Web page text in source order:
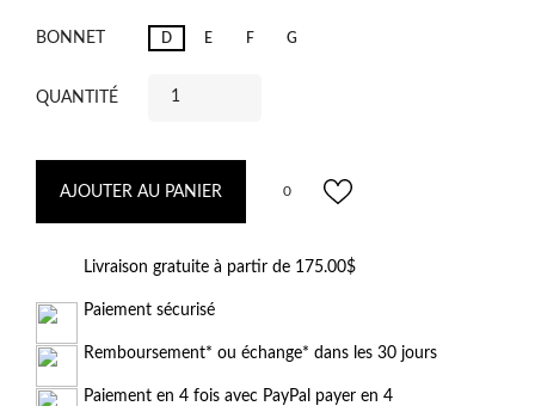
BONNET D E F G
QUANTITÉ
AJOUTER AU PANIER 0
Livraison gratuite à partir de 175.00$
Paiement sécurisé
Remboursement* ou échange* dans les 30 jours
Paiement en 4 fois avec PayPal payer en 4